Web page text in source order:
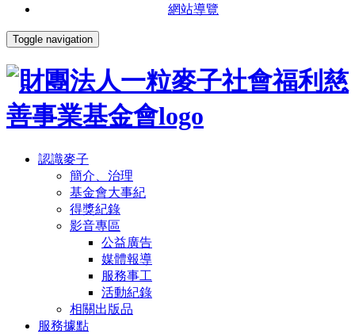
網站導覽
Toggle navigation
認識麥子
簡介、治理
基金會大事紀
得獎紀錄
影音專區
公益廣告
媒體報導
服務事工
活動紀錄
相關出版品
服務據點